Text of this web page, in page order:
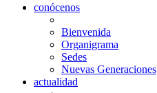
conócenos
Bienvenida
Organigrama
Sedes
Nuevas Generaciones
actualidad